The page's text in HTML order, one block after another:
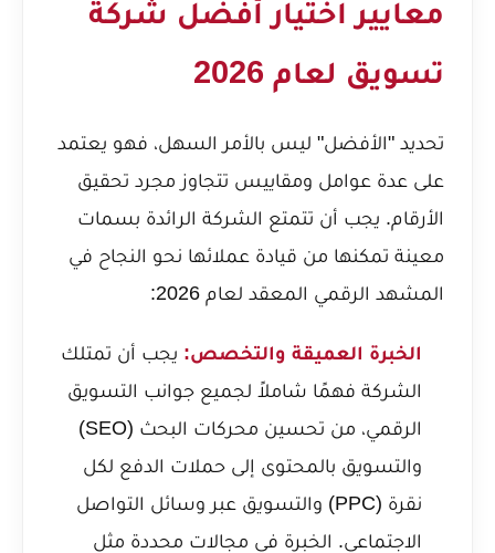
معايير اختيار أفضل شركة
تسويق لعام 2026
تحديد "الأفضل" ليس بالأمر السهل، فهو يعتمد
على عدة عوامل ومقاييس تتجاوز مجرد تحقيق
الأرقام. يجب أن تتمتع الشركة الرائدة بسمات
معينة تمكنها من قيادة عملائها نحو النجاح في
المشهد الرقمي المعقد لعام 2026:
الخبرة العميقة والتخصص: يجب أن تمتلك
الشركة فهمًا شاملاً لجميع جوانب التسويق
الرقمي، من تحسين محركات البحث (SEO)
والتسويق بالمحتوى إلى حملات الدفع لكل
نقرة (PPC) والتسويق عبر وسائل التواصل
الاجتماعي. الخبرة في مجالات محددة مثل